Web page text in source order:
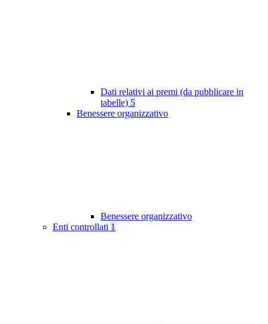
Dati relativi ai premi (da pubblicare in
tabelle) 5
Benessere organizzativo
Benessere organizzativo
Enti controllati 1